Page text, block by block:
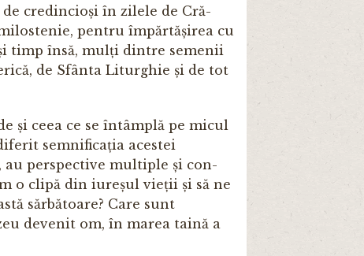
credincioși în zilele de Cră­­
pentru împărtășirea cu
timp însă, mulți dintre semenii
de Sfânta Liturghie și de tot
și ceea ce se întâmplă pe micul
sem­ni­ficația acestei
au perspective multiple și con­
o clipă din iureșul vieții și să ne
sărbă­toare? Care sunt
devenit om, în marea taină a